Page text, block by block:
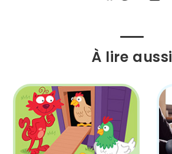
À lire aussi